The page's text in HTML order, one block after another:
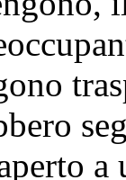
a